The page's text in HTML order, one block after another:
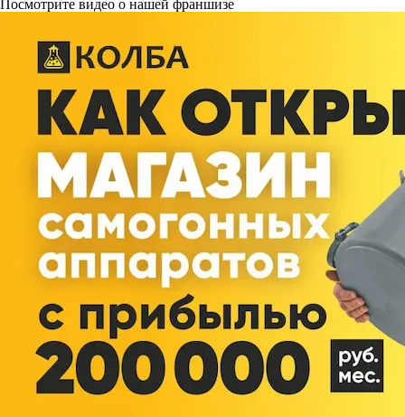
Посмотрите видео о нашей франшизе